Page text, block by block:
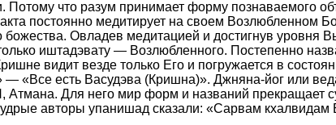
Потому что разум принимает форму познаваемого
постоянно медитирует на своем Возлюбленном
божества. Овладев медитацией и достигнув уровня
иштадэвату — Возлюбленного. Постепенно
видит везде только Его и погружается в
— «Все есть Васудэва (Кришна)». Джняна-йог или
Атмана. Для него мир форм и названий прекращает
авторы упанишад сказали: «Сарвам